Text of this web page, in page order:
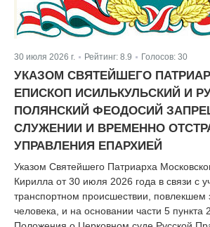
30 июля 2026 г. | Рейтинг: 8.9 Голосов: 30
УКАЗОМ СВЯТЕЙШЕГО
ЕПИСКОП ИСИЛЬКУЛЬСКИЙ И
ПОЛЯНСКИЙ ФЕОДОСИЙ
СЛУЖЕНИИ И ВРЕМЕННО
УПРАВЛЕНИЯ ЕПАРХИЕЙ
Указом Святейшего Патриарха
Кирилла от 30 июля 2026 года в связи с
транспортном происшествии, повлекшем
человека, и на основании части 5 пункта